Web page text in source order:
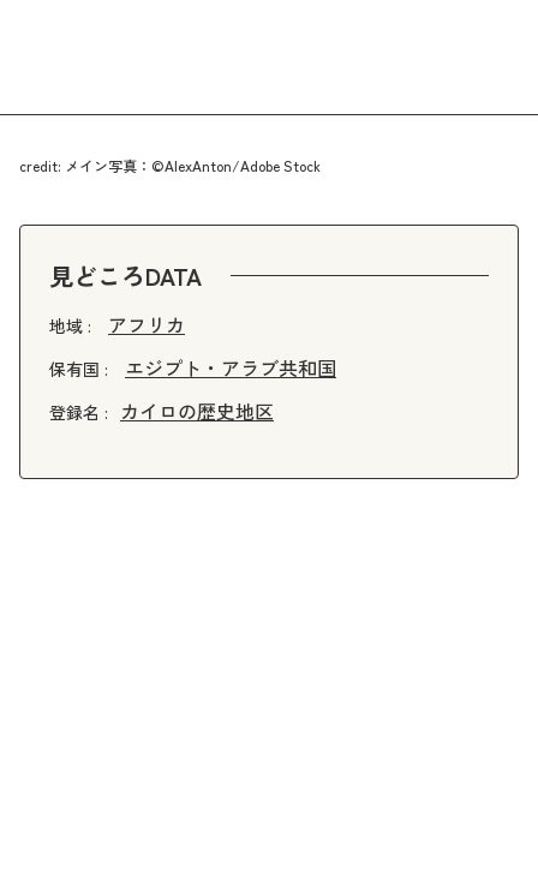
credit: メイン写真：©AlexAnton/Adobe Stock
見どころDATA
地域 : アフリカ
保有国 : エジプト・アラブ共和国
登録名 : カイロの歴史地区